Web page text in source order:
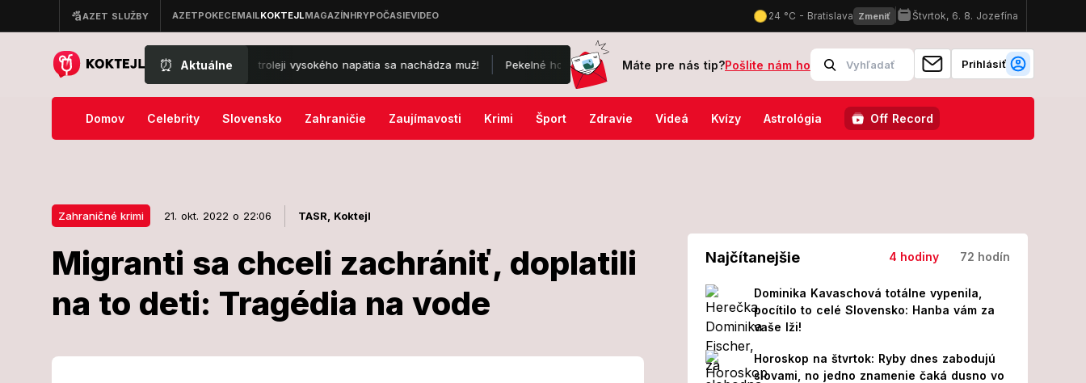
⏰ Aktuálne
Hrôza na západe Slovenska: Na troleji vysokého napätia sa nachádza muž! Pekelné horúčavy vystrieda ďalší extrém: SHMÚ vydal výstrahy! TU môžu udrieť búrky a silný vietor FOTO Slováci
Máte pre nás tip?Pošlite nám ho Prihlásiť
Domov Celebrity Slovensko Zahraničie Zaujímavosti Krimi Šport Zdravie Videá Kvízy Astrológia Off Record
Zahraničné krimi 21. okt. 2022 o 22:06 TASR, Koktejl
Migranti sa chceli zachrániť, doplatili
na to deti: Tragédia na vode
Migranti sa chceli zachrániť,
Najčítanejšie 4 hodiny 72 hodín
Dominika Kavaschová totálne vypenila,
pocítilo to celé Slovensko: Hanba vám za
vaše lži!
Horoskop na štvrtok: Ryby dnes zabodujú
slovami, no jedno znamenie čaká dusno vo